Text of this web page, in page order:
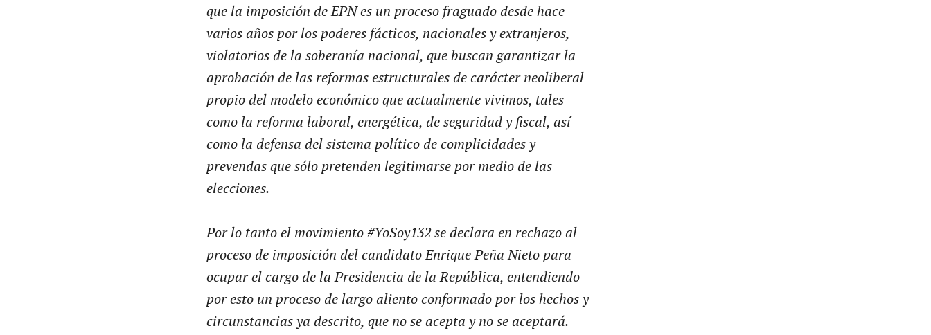
que la imposición de EPN es un proceso fraguado desde hace
varios años por los poderes fácticos, nacionales y extranjeros,
violatorios de la soberanía nacional, que buscan garantizar la
aprobación de las reformas estructurales de carácter neoliberal
propio del modelo económico que actualmente vivimos, tales
como la reforma laboral, energética, de seguridad y fiscal, así
como la defensa del sistema político de complicidades y
prevendas que sólo pretenden legitimarse por medio de las
elecciones.
Por lo tanto el movimiento #YoSoy132 se declara en rechazo al
proceso de imposición del candidato Enrique Peña Nieto para
ocupar el cargo de la Presidencia de la República, entendiendo
por esto un proceso de largo aliento conformado por los hechos y
circunstancias ya descrito, que no se acepta y no se aceptará.